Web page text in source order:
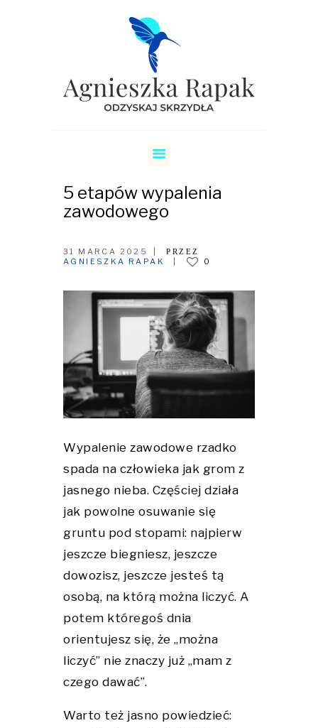
COACHING RELACJI
O MNIE
REZERWUJ
5 etapów wypalenia
zawodowego
31 MARCA 2025 PRZEZ
AGNIESZKA RAPAK 0
Wypalenie zawodowe rzadko
spada na człowieka jak grom z
jasnego nieba. Częściej działa
jak powolne osuwanie się
gruntu pod stopami: najpierw
jeszcze biegniesz, jeszcze
dowozisz, jeszcze jesteś tą
osobą, na którą można liczyć. A
potem któregoś dnia
orientujesz się, że „można
liczyć” nie znaczy już „mam z
czego dawać”.
Warto też jasno powiedzieć: